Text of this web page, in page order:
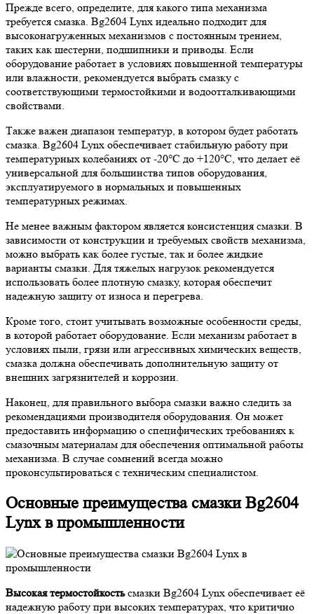
Прежде всего, определите, для какого типа механизма
требуется смазка. Bg2604 Lynx идеально подходит для
высоконагруженных механизмов с постоянным трением,
таких как шестерни, подшипники и приводы. Если
оборудование работает в условиях повышенной температуры
или влажности, рекомендуется выбрать смазку с
соответствующими термостойкими и водоотталкивающими
свойствами.
Также важен диапазон температур, в котором будет работать
смазка. Bg2604 Lynx обеспечивает стабильную работу при
температурных колебаниях от -20°C до +120°C, что делает её
универсальной для большинства типов оборудования,
эксплуатируемого в нормальных и повышенных
температурных режимах.
Не менее важным фактором является консистенция смазки. В
зависимости от конструкции и требуемых свойств механизма,
можно выбрать как более густые, так и более жидкие
варианты смазки. Для тяжелых нагрузок рекомендуется
использовать более плотную смазку, которая обеспечит
надежную защиту от износа и перегрева.
Кроме того, стоит учитывать возможные особенности среды,
в которой работает оборудование. Если механизм работает в
условиях пыли, грязи или агрессивных химических веществ,
смазка должна обеспечивать дополнительную защиту от
внешних загрязнителей и коррозии.
Наконец, для правильного выбора смазки важно следить за
рекомендациями производителя оборудования. Он может
предоставить информацию о специфических требованиях к
смазочным материалам для обеспечения оптимальной работы
механизма. В случае сомнений всегда можно
проконсультироваться с техническим специалистом.
Основные преимущества смазки Bg2604
Lynx в промышленности
Высокая термостойкостьсмазки Bg2604 Lynx обеспечивает её
надежную работу при высоких температурах, что критично